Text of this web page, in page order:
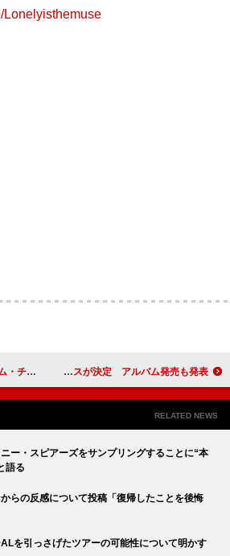
Lonelyisthemuse
づれおり』の記録と並ぶ Mega Shinnosuke、chelmicoを迎えた新曲のリリースが決定 アルバム発売も発表
RELATED NEWS
ー・スピアーズをサンプリングすることに“本
語る
らの反感について投稿「復帰したことを後悔
を引っさげたツアーの可能性について明かす